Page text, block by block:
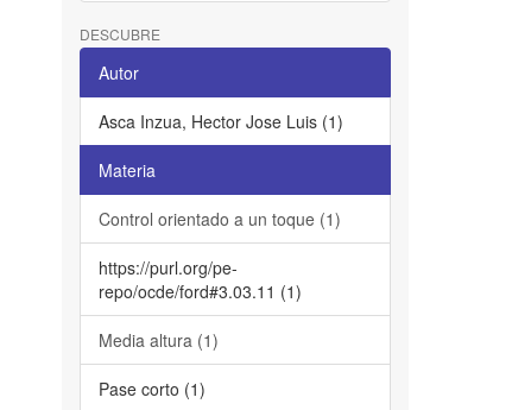
DESCUBRE
Autor
Asca Inzua, Hector Jose Luis (1)
Materia
Control orientado a un toque (1)
https://purl.org/pe-
repo/ocde/ford#3.03.11 (1)
Media altura (1)
Pase corto (1)